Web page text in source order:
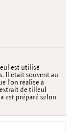
est utilisé
Il était souvent au
l'on réalise à
de tilleul
est préparé selon